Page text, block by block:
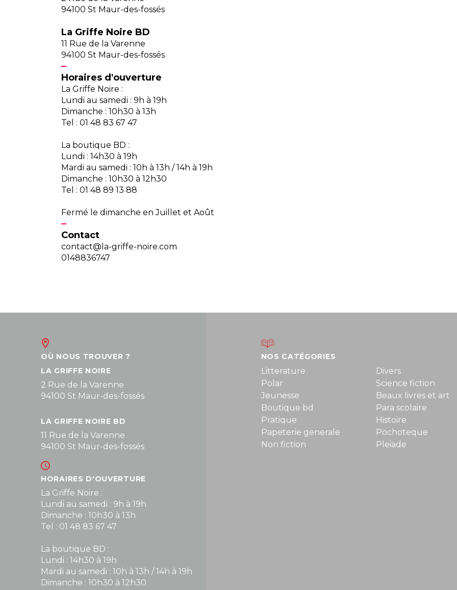
94100 St Maur-des-fossés
La Griffe Noire BD
11 Rue de la Varenne
94100 St Maur-des-fossés
Horaires d'ouverture
La Griffe Noire :
Lundi au samedi : 9h à 19h
Dimanche : 10h30 à 13h
Tel : 01 48 83 67 47
La boutique BD :
Lundi : 14h30 à 19h
Mardi au samedi : 10h à 13h / 14h à 19h
Dimanche : 10h30 à 12h30
Tel : 01 48 89 13 88
Fermé le dimanche en Juillet et Août
Contact
contact@la-griffe-noire.com
0148836747
OÙ NOUS TROUVER ?
LA GRIFFE NOIRE
2 Rue de la Varenne
94100 St Maur-des-fossés
LA GRIFFE NOIRE BD
11 Rue de la Varenne
94100 St Maur-des-fossés
HORAIRES D'OUVERTURE
La Griffe Noire :
Lundi au samedi : 9h à 19h
Dimanche : 10h30 à 13h
Tel : 01 48 83 67 47
La boutique BD :
Lundi : 14h30 à 19h
Mardi au samedi : 10h à 13h / 14h à 19h
Dimanche : 10h30 à 12h30
NOS CATÉGORIES
Litterature
Polar
Jeunesse
Boutique bd
Pratique
Papeterie generale
Non fiction
Divers
Science fiction
Beaux livres et art
Para scolaire
Histoire
Pochoteque
Pleiade